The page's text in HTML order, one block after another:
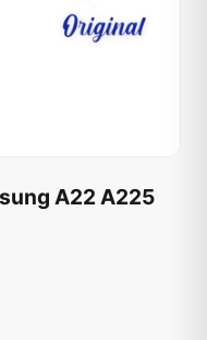
A22 A225